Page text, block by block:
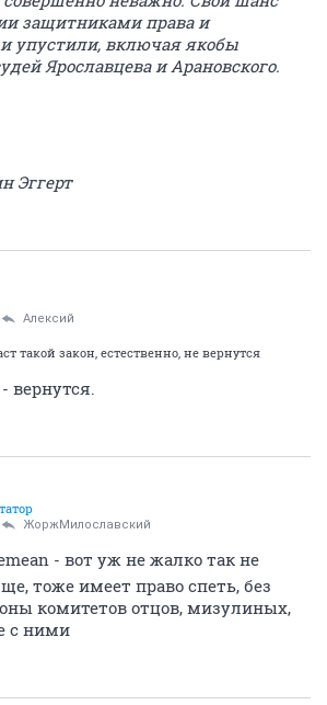
защитниками права и
упустили, включая якобы
Ярославцева и Арановского.
Эггерт
Алексий
такой закон, естественно, не вернутся
вернутся.
ЖоржМилославский
- вот уж не жалко так не
тоже имеет право спеть, без
комитетов отцов, мизулиных,
с ними